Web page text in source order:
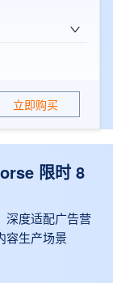
立即购买
限时 8
深度适配广告营
容生产场景